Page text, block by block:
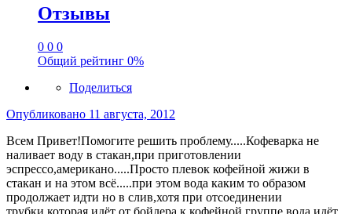
Отзывы
0 0 0
Общий рейтинг 0%
Поделиться
Опубликовано 11 августа, 2012
Всем Привет!Помогите решить проблему.....Кофеварка не
наливает воду в стакан,при приготовлении
эспрессо,американо.....Просто плевок кофейной жижи в
стакан и на этом всё.....при этом вода каким то образом
продолжает идти но в слив,хотя при отсоединении